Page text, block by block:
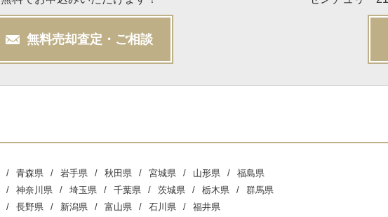
無料売却査定・ご相談
青森県 岩手県 秋田県 宮城県 山形県 福島県
神奈川県 埼玉県 千葉県 茨城県 栃木県 群馬県
長野県 新潟県 富山県 石川県 福井県